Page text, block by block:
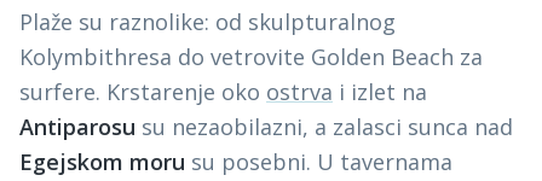
Plaže su raznolike: od skulpturalnog
Kolymbithresa do vetrovite Golden Beach za
surfere. Krstarenje oko ostrva i izlet na
Antiparosu su nezaobilazni, a zalasci sunca nad
Egejskom moru su posebni. U tavernama